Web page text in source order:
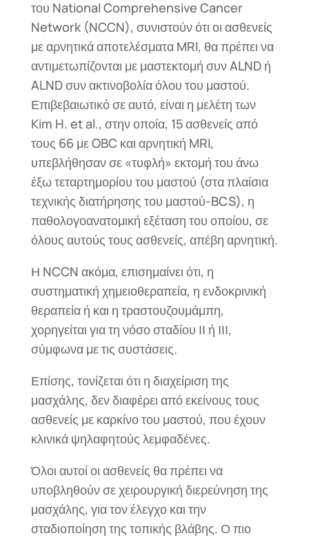
του National Comprehensive Cancer
Network (NCCN), συνιστούν ότι οι ασθενείς
με αρνητικά αποτελέσματα MRI, θα πρέπει να
αντιμετωπίζονται με μαστεκτομή συν ALND ή
ALND συν ακτινοβολία όλου του μαστού.
Επιβεβαιωτικό σε αυτό, είναι η μελέτη των
Kim H. et al., στην οποία, 15 ασθενείς από
τους 66 με OBC και αρνητική MRI,
υπεβλήθησαν σε «τυφλή» εκτομή του άνω
έξω τεταρτημορίου του μαστού (στα πλαίσια
τεχνικής διατήρησης του μαστού-BCS), η
παθολογοανατομική εξέταση του οποίου, σε
όλους αυτούς τους ασθενείς, απέβη αρνητική.
Η NCCN ακόμα, επισημαίνει ότι, η
συστηματική χημειοθεραπεία, η ενδοκρινική
θεραπεία ή και η τραστουζουμάμπη,
χορηγείται για τη νόσο σταδίου ΙΙ ή ΙΙΙ,
σύμφωνα με τις συστάσεις.
Επίσης, τονίζεται ότι η διαχείριση της
μασχάλης, δεν διαφέρει από εκείνους τους
ασθενείς με καρκίνο του μαστού, που έχουν
κλινικά ψηλαφητούς λεμφαδένες.
Όλοι αυτοί οι ασθενείς θα πρέπει να
υποβληθούν σε χειρουργική διερεύνηση της
μασχάλης, για τον έλεγχο και την
σταδιοποίηση της τοπικής βλάβης. Ο πιο